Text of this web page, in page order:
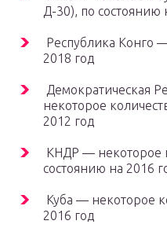
Д-30), по состоянию
Республика Конго
2018 год
Демократическая
некоторое
2012 год
КНДР — некоторое
состоянию на 2016
Куба — некоторое
2016 год